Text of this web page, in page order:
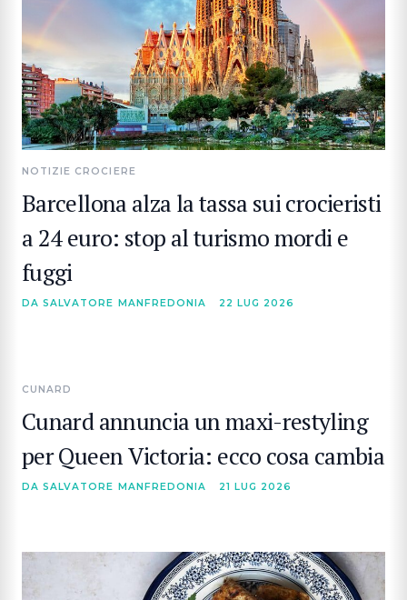
NOTIZIE CROCIERE
Barcellona alza la tassa sui crocieristi
a 24 euro: stop al turismo mordi e
fuggi
DA SALVATORE MANFREDONIA 22 LUG 2026
CUNARD
Cunard annuncia un maxi-restyling
per Queen Victoria: ecco cosa cambia
DA SALVATORE MANFREDONIA 21 LUG 2026